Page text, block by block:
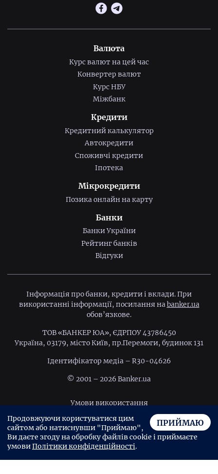
Валюта
Курс валют на цей час
Конвертер валют
Курс НБУ
Міжбанк
Кредити
Кредитний калькулятор
Автокредити
Споживчі кредити
Іпотека
Мікрокредити
Позика онлайн на карту
Банки
Банки України
Рейтинг банків
Відгуки
Інформація про банки, кредити і вклади. При
використанні інформації, посилання наbanker.ua
обов’язкове.
ТОВ «БАНКЕР ЮА», ЄДРПОУ 43786450
Україна, 03179, місто Київ, пр.Перемоги, будинок 131
Ідентифiкатор медiа – R30-04626
© 2001 – 2026 Banker.ua
Умови використання
Політика конфіденційності
Угода користувача
ПРИЙМАЮ
Продовжуючи користуватися цим
сайтом або натиснувши "Приймаю",
Ви даєте згоду на обробку файлів cookie і приймаєте
умовиПолітики конфіденційності.